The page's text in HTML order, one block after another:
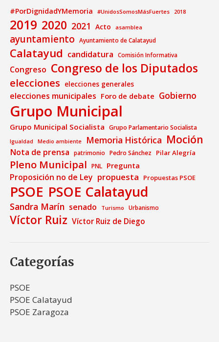
#PorDignidadYMemoria #UnidosSomosMásFuertes 2018
2019 2020 2021 Acto asamblea
ayuntamiento Ayuntamiento de Calatayud
Calatayud candidatura Comisión Informativa
Congreso Congreso de los Diputados
elecciones elecciones generales
elecciones municipales Foro de debate Gobierno
Grupo Municipal
Grupo Municipal Socialista Grupo Parlamentario Socialista
Igualdad Medio ambiente Memoria Histórica Moción
Nota de prensa patrimonio Pedro Sánchez Pilar Alegría
Pleno Municipal PNL Pregunta
Proposición no de Ley propuesta Propuestas PSOE
PSOE PSOE Calatayud
Sandra Marín senado Turismo Urbanismo
Víctor Ruiz Víctor Ruiz de Diego
Categorías
PSOE
PSOE Calatayud
PSOE Zaragoza